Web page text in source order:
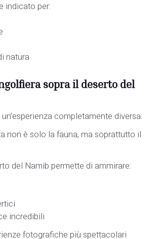
indicato per:
natura
sopra il deserto del
completamente diversa.
non è solo la fauna, ma soprattutto il
del Namib permette di ammirare:
incredibili
fotografiche più spettacolari